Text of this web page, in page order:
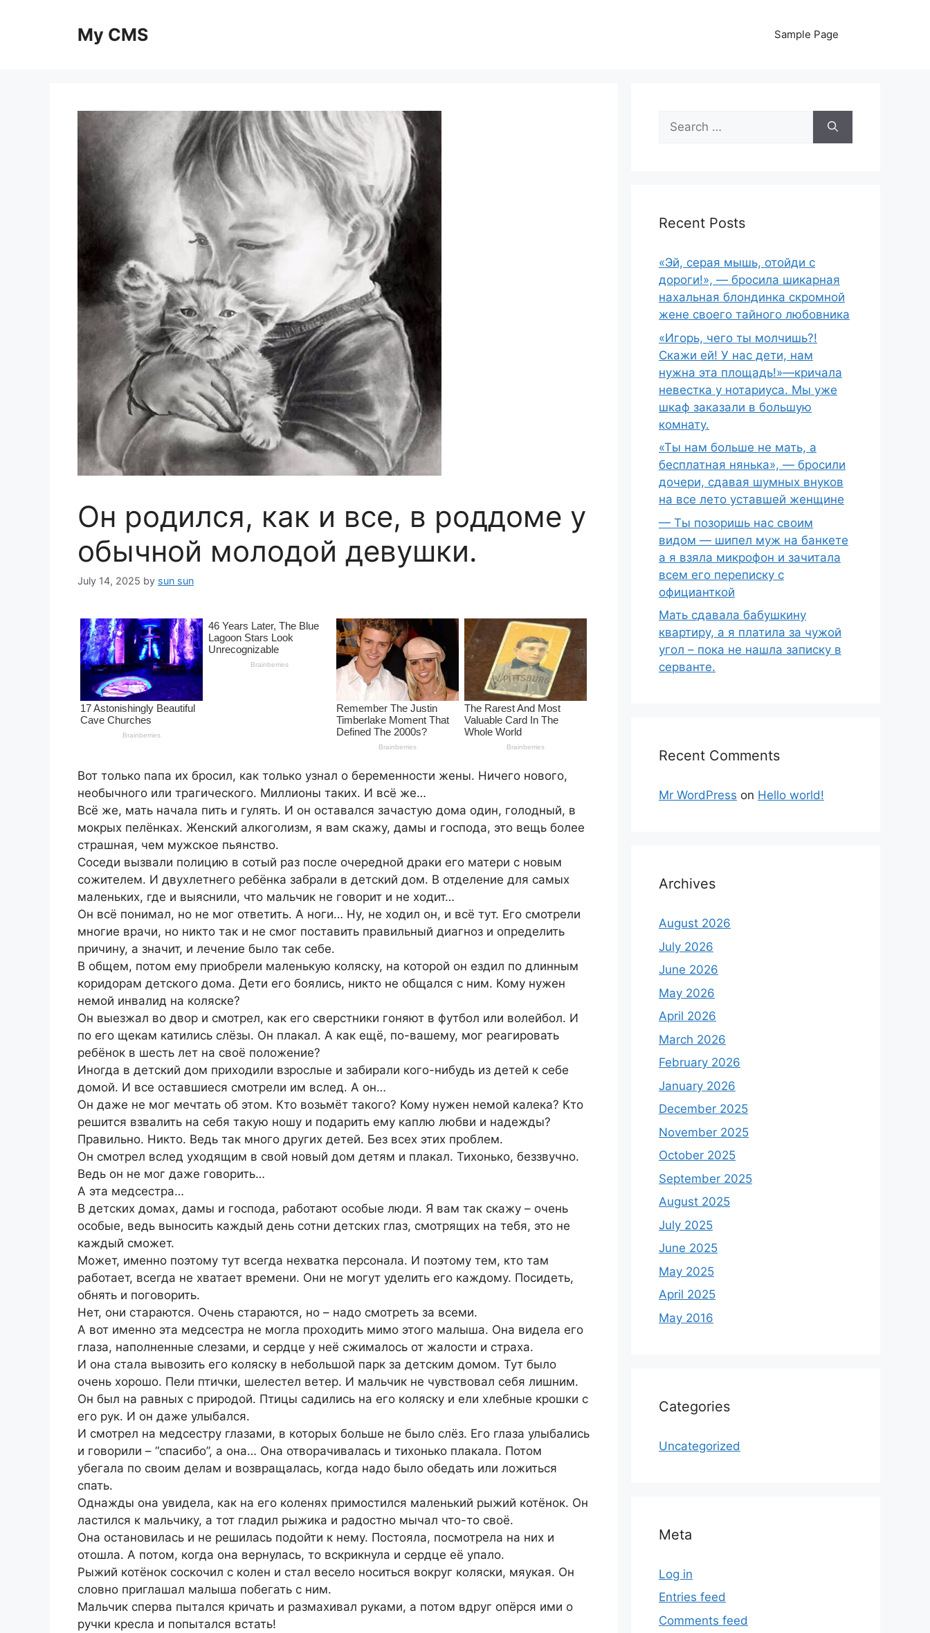
My CMS Sample Page
Он родился, как и все, в роддоме у
обычной молодой девушки.
July 14, 2025 by sun sun
Вот только папа их бросил, как только узнал о беременности жены. Ничего нового,
необычного или трагического. Миллионы таких. И всё же…
Всё же, мать начала пить и гулять. И он оставался зачастую дома один, голодный, в
мокрых пелёнках. Женский алкоголизм, я вам скажу, дамы и господа, это вещь более
страшная, чем мужское пьянство.
Соседи вызвали полицию в сотый раз после очередной драки его матери с новым
сожителем. И двухлетнего ребёнка забрали в детский дом. В отделение для самых
маленьких, где и выяснили, что мальчик не говорит и не ходит…
Он всё понимал, но не мог ответить. А ноги… Ну, не ходил он, и всё тут. Его смотрели
многие врачи, но никто так и не смог поставить правильный диагноз и определить
причину, а значит, и лечение было так себе.
В общем, потом ему приобрели маленькую коляску, на которой он ездил по длинным
коридорам детского дома. Дети его боялись, никто не общался с ним. Кому нужен
немой инвалид на коляске?
Он выезжал во двор и смотрел, как его сверстники гоняют в футбол или волейбол. И
по его щекам катились слёзы. Он плакал. А как ещё, по-вашему, мог реагировать
ребёнок в шесть лет на своё положение?
Иногда в детский дом приходили взрослые и забирали кого-нибудь из детей к себе
домой. И все оставшиеся смотрели им вслед. А он…
Он даже не мог мечтать об этом. Кто возьмёт такого? Кому нужен немой калека? Кто
решится взвалить на себя такую ношу и подарить ему каплю любви и надежды?
Правильно. Никто. Ведь так много других детей. Без всех этих проблем.
Он смотрел вслед уходящим в свой новый дом детям и плакал. Тихонько, беззвучно.
Ведь он не мог даже говорить…
А эта медсестра…
В детских домах, дамы и господа, работают особые люди. Я вам так скажу – очень
особые, ведь выносить каждый день сотни детских глаз, смотрящих на тебя, это не
каждый сможет.
Может, именно поэтому тут всегда нехватка персонала. И поэтому тем, кто там
работает, всегда не хватает времени. Они не могут уделить его каждому. Посидеть,
обнять и поговорить.
Нет, они стараются. Очень стараются, но – надо смотреть за всеми.
А вот именно эта медсестра не могла проходить мимо этого малыша. Она видела его
глаза, наполненные слезами, и сердце у неё сжималось от жалости и страха.
И она стала вывозить его коляску в небольшой парк за детским домом. Тут было
очень хорошо. Пели птички, шелестел ветер. И мальчик не чувствовал себя лишним.
Он был на равных с природой. Птицы садились на его коляску и ели хлебные крошки с
его рук. И он даже улыбался.
И смотрел на медсестру глазами, в которых больше не было слёз. Его глаза улыбались
и говорили – “спасибо”, а она… Она отворачивалась и тихонько плакала. Потом
убегала по своим делам и возвращалась, когда надо было обедать или ложиться
спать.
Однажды она увидела, как на его коленях примостился маленький рыжий котёнок. Он
ластился к мальчику, а тот гладил рыжика и радостно мычал что-то своё.
Она остановилась и не решилась подойти к нему. Постояла, посмотрела на них и
отошла. А потом, когда она вернулась, то вскрикнула и сердце её упало.
Рыжий котёнок соскочил с колен и стал весело носиться вокруг коляски, мяукая. Он
словно приглашал малыша побегать с ним.
Мальчик сперва пытался кричать и размахивал руками, а потом вдруг опёрся ими о
ручки кресла и попытался встать!
Search
for:
Recent Posts
«Эй, серая мышь, отойди с
дороги!», — бросила шикарная
нахальная блондинка скромной
жене своего тайного любовника
«Игорь, чего ты молчишь?!
Скажи ей! У нас дети, нам
нужна эта площадь!»—кричала
невестка у нотариуса. Мы уже
шкаф заказали в большую
комнату.
«Ты нам больше не мать, а
бесплатная нянька», — бросили
дочери, сдавая шумных внуков
на все лето уставшей женщине
— Ты позоришь нас своим
видом — шипел муж на банкете
а я взяла микрофон и зачитала
всем его переписку с
официанткой
Мать сдавала бабушкину
квартиру, а я платила за чужой
угол – пока не нашла записку в
серванте.
Recent Comments
Mr WordPress on Hello world!
Archives
August 2026
July 2026
June 2026
May 2026
April 2026
March 2026
February 2026
January 2026
December 2025
November 2025
October 2025
September 2025
August 2025
July 2025
June 2025
May 2025
April 2025
May 2016
Categories
Uncategorized
Meta
Log in
Entries feed
Comments feed